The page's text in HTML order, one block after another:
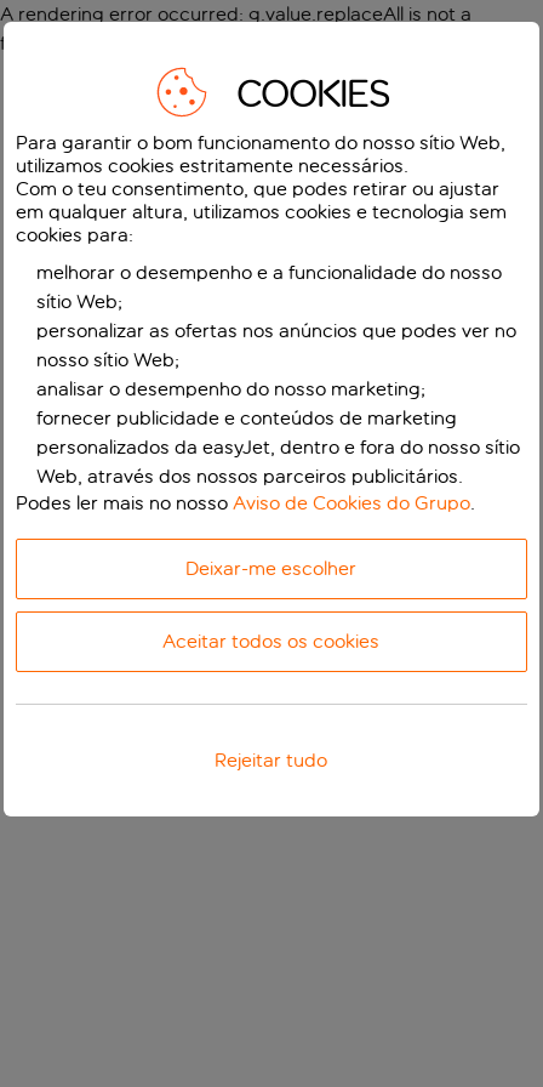
A rendering error occurred: g.value.replaceAll is not a
function
COOKIES
Para garantir o bom funcionamento do nosso sítio Web,
utilizamos cookies estritamente necessários.
Com o teu consentimento, que podes retirar ou ajustar
em qualquer altura, utilizamos cookies e tecnologia sem
cookies para:
melhorar o desempenho e a funcionalidade do nosso
sítio Web;
personalizar as ofertas nos anúncios que podes ver no
nosso sítio Web;
analisar o desempenho do nosso marketing;
fornecer publicidade e conteúdos de marketing
personalizados da easyJet, dentro e fora do nosso sítio
Web, através dos nossos parceiros publicitários.
Podes ler mais no nossoAviso de Cookies do Grupo.
Deixar-me escolher
Aceitar todos os cookies
Rejeitar tudo